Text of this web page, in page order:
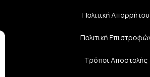
Πολιτική Aπορρήτου
Πολιτική
Τρόποι Αποστολής